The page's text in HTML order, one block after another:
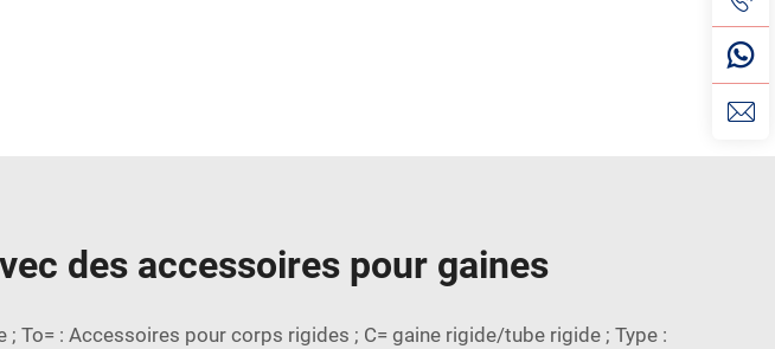
des accessoires pour gaines
To= : Accessoires pour corps rigides ; C= gaine rigide/tube rigide ; Type :